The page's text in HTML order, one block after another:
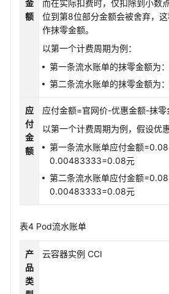
金
额
而在实际扣费时，仅扣除到小数
位到第8位部分金额会被舍弃，
作抹零金额。
以第一个计费周期为例：
第一条流水账单的抹零金额为
第二条流水账单的抹零金额为
应
付
金
额
应付金额=官网价-优惠金额-抹零
以第一个计费周期为例，假设优
第一条流水账单应付金额
0.00483333=0.08元
第二条流水账单应付金额
0.00483333=0.08元
表4 Pod流水账单
产
品
类
云容器实例 CCI